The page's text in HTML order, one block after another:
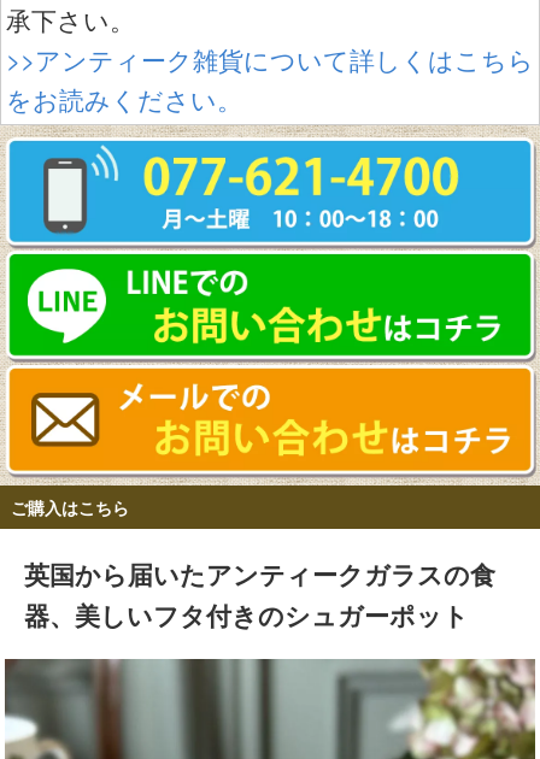
承下さい。
>>アンティーク雑貨について詳しくはこちら
をお読みください。
ご購入はこちら
英国から届いたアンティークガラスの食
器、美しいフタ付きのシュガーポット